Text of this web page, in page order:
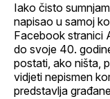
Iako čisto
napisao u samoj
Facebook stranici
do svoje 40.
postati, ako ništa,
vidjeti nepismen
predstavlja